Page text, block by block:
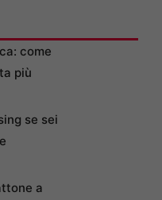
come
più
se sei
a